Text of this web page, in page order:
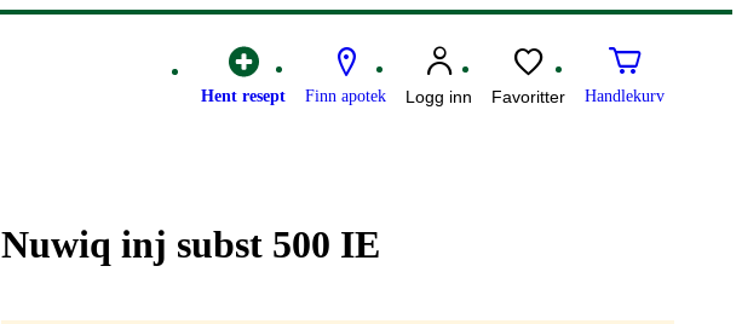
Hent resept Finn apotek Logg inn Favoritter Handlekurv
Nuwiq inj subst 500 IE